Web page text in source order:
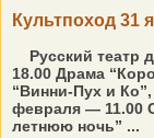
Культпоход 31
Русский театр
18.00 Драма
“Винни-Пух и Ко”,
февраля — 11.00
летнюю ночь” ...